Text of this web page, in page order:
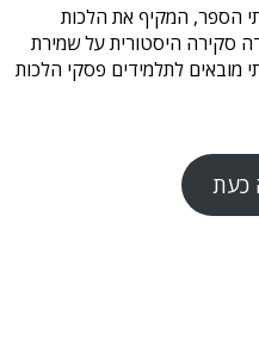
הספר, המקיף את הלכות
סקירה היסטורית על שמירת
לתלמידים פסקי הלכות
כעת